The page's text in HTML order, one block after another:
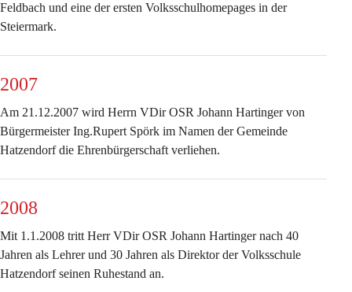
Feldbach und eine der ersten Volksschulhomepages in der
Steiermark.
2007
Am 21.12.2007 wird Herrn VDir OSR Johann Hartinger von
Bürgermeister Ing.Rupert Spörk im Namen der Gemeinde
Hatzendorf die Ehrenbürgerschaft verliehen.
2008
Mit 1.1.2008 tritt Herr VDir OSR Johann Hartinger nach 40
Jahren als Lehrer und 30 Jahren als Direktor der Volksschule
Hatzendorf seinen Ruhestand an.